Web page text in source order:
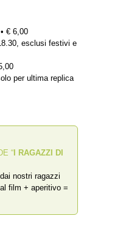
€ 6,00
esclusi festivi e
per ultima replica
“ I RAGAZZI DI
nostri ragazzi
film + aperitivo =